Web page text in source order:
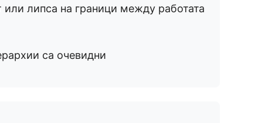
липса на граници между работата
са очевидни